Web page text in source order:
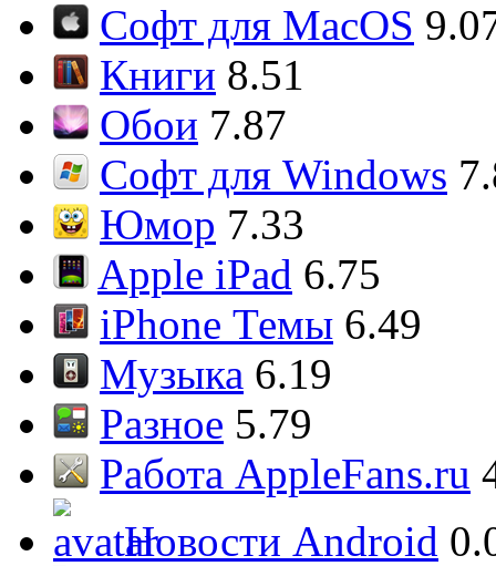
Софт для MacOS
Книги 8.51
Обои 7.87
Софт для Windows
Юмор 7.33
Apple iPad 6.75
iPhone Темы 6.49
Музыка 6.19
Разное 5.79
Работа AppleFans.ru
Новости Android